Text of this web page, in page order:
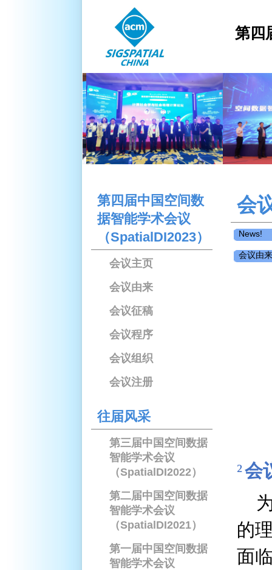
第四
第四届中国空间数
据智能学术会议
（SpatialDI2023）
会议主页
会议由来
会议征稿
会议程序
会议组织
会议注册
往届风采
第三届中国空间数据
智能学术会议
（SpatialDI2022）
第二届中国空间数据
智能学术会议
（SpatialDI2021）
第一届中国空间数据
智能学术会议
会
News!
会议由来
²会
的
面